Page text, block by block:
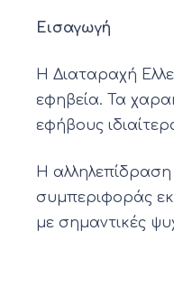
Εισαγωγή
Η Διαταραχή
εφηβεία. Τα
εφήβους
Η
συμπεριφοράς
με σημαντικές